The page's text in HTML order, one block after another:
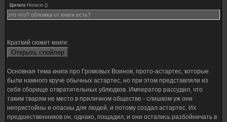
Цитата Horacio ()
это что? обложка от книги есть?
Краткий сюжет книги:
Основная тема книги про Громовых Воинов, прото-астартес, которые
были намного круче обычных астартес, но при этом представляли из
себя сборище отвратительных ублюдков. Император рассудил, что
таким тварям не место в приличном обществе - слишком уж они
непристойны и опасны для людей, и потому создал астартес. Их
предшественников он, однако, пощадил, и они остались разбойничать в